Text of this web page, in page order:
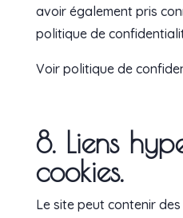
avoir également pris
politique de
Voir politique de
8. Liens
cookies.
Le site peut contenir